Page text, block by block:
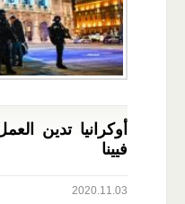
أوكرانيا تدين
فيينا
2020.11.03